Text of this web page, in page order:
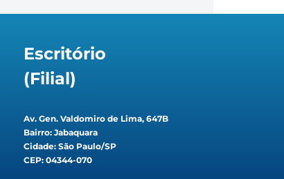
Escritório
(Filial)
Av. Gen. Valdomiro de Lima, 647B
Bairro: Jabaquara
Cidade: São Paulo/SP
CEP: 04344-070